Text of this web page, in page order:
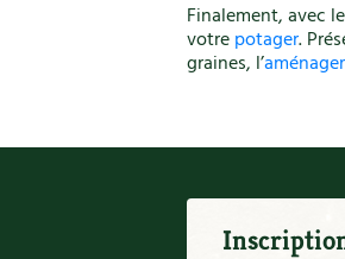
Finalement, avec le
votrepotager.
graines, l’